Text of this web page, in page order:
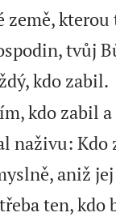
země,
tvůj
kdo zabil.
kdo zabil a
naživu: Kdo
aniž
třeba ten, kdo